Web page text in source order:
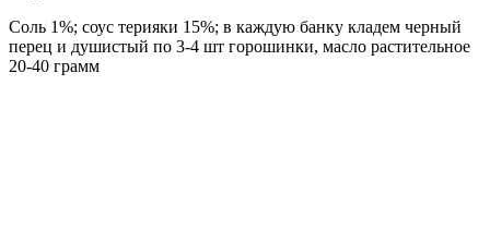
Соль 1%; соус терияки 15%; в каждую банку кладем черный
перец и душистый по 3-4 шт горошинки, масло растительное
20-40 грамм